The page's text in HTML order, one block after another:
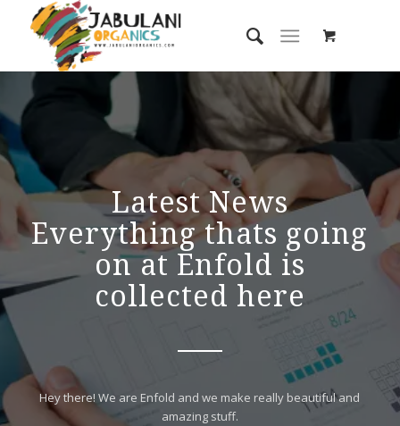
Latest News
Everything thats going
on at Enfold is
collected here
Hey there! We are Enfold and we make really beautiful and
amazing stuff.